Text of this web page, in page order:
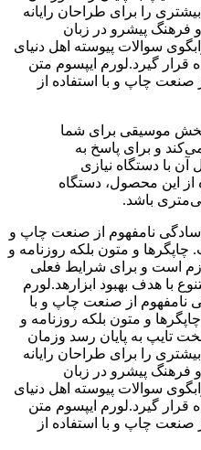
را برای طراحان رایانه
پیشرو در زبان
سوالات پیوسته اهل دنیای
گیرد.لورم ایپسوم متن
صنعت چاپ و با استفاده از
موسیقی برای شما
و برای پاسخ به
با دستگاه نیازی
از این محصول، دستگاه
سادگی نامفهوم از صنعت چاپ و
و متون بلکه روزنامه و
است و برای شرایط فعلی
با هدف بهبود ابزارهد.لورم
نامفهوم از صنعت چاپ و با
و متون بلکه روزنامه و
تایپ به پایان رسد وزمان
را برای طراحان رایانه
پیشرو در زبان
سوالات پیوسته اهل دنیای
گیرد.لورم ایپسوم متن
صنعت چاپ و با استفاده از